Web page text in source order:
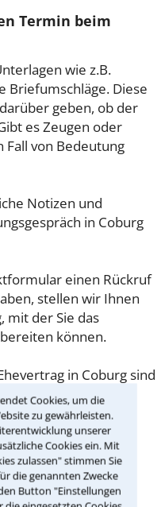
Cookies, um die
zu gewährleisten.
unserer
Cookies ein. Mit
zulassen" stimmen Sie
die genannten Zwecke
Button "Einstellungen
Termin beim
wie z.B.
Briefumschläge. Diese
geben, ob der
es Zeugen oder
Fall von Bedeutung
Notizen und
in Coburg
einen Rückruf
stellen wir Ihnen
mit der Sie das
können.
in Coburg sind
für eine
in §34 des
(RVG) geregelt. Die
betragen